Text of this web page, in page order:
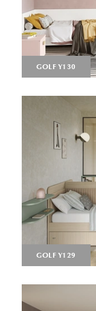
GOLF Y130
GOLF Y129